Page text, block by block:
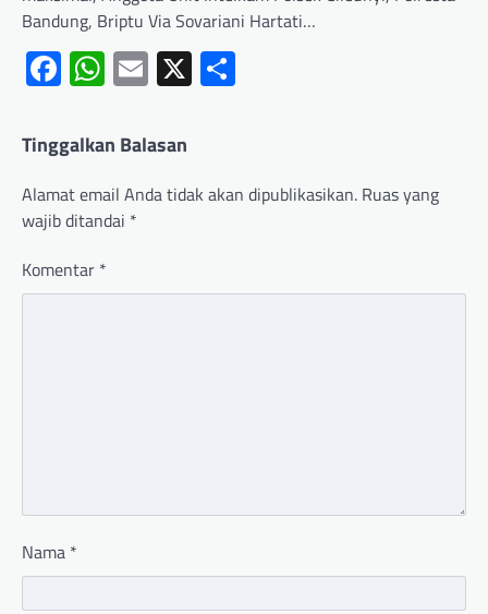
Bandung, Briptu Via Sovariani Hartati…
Facebook
WhatsApp
Email
X
Tinggalkan Balasan
Alamat email Anda tidak akan dipublikasikan. Ruas yang
wajib ditandai *
Komentar *
Nama *